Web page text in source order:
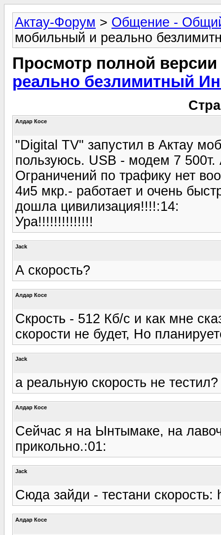
Актау-Форум > Общение -
мобильный и реально
Просмотр полной
реально безлимитный
Алдар Косе
"Digital TV" запустил в Актау
пользуюсь. USB - модем 7 500т.
Ограничений по трафику нет
4и5 мкр.- работает и очень
дошла цивилизация!!!!:14:
Ура!!!!!!!!!!!!!!
Jack
А скорость?
Алдар Косе
Скрость - 512 Кб/с и как мне
скорости не будет, Но
Jack
а реальную скорость не тестил?
Алдар Косе
Сейчас я на Ынтымаке, на
прикольно.:01:
Jack
Сюда зайди - тестани
Алдар Косе